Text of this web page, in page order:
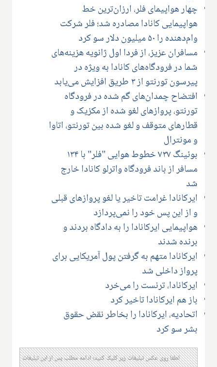
چهار هواپیمای فلر، ارزان‌ترین خط
هواپیمایی کانادا مصادره شد؛ فلر شرکت
وام‌دهنده را ۵۰ میلیون دلار سو کرد
مسافران عزیز، از فردا اول ژانویه هزینه‌های
شما در فرودگاه‌های کانادا به ویژه در
پیرسون تورنتو از ۳ طریق افزایش می‌یابد
افتضاح چمدان‌های گم شده در فرودگاه
تورنتو، پروازهای لغو شده از مکزیک و
قطارهای متوقف و لغو شده بین تورنتو، اتاوا
و مونترال
بوئینگ ۷۳۷ خطوط هوایی "فلر" با ۱۳۴
مسافر از باند فرودگاه واترلو کانادا خارج
شد
ایرکانادا غرامت تاخیر یا لغو پروازهای قبلی
و از این پس خود را نمی‌پردازد
هواپیمایی ایرکانادا را به دادگاه بردند و
برنده شدند
ایرکانادا متهم به گرفتن پول آمریکایی برای
پرواز داخلی شد
ایرکانادا، ترنست را می‌خرد
باز هم ایرکانادا تاخیر کرد
اتحادیه، ایرکانادا را بخاطر نقض حقوق
بشر سو کرد
لطفا روی عکس تبلیغات زیر کلیک کنید؛ ادامه مطلب پس از این تبلیغات